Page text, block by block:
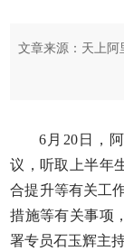
文章来源：天上
6月20日，
议，听取上半年
合提升等有关工
措施等有关事项
署专员石玉辉主持